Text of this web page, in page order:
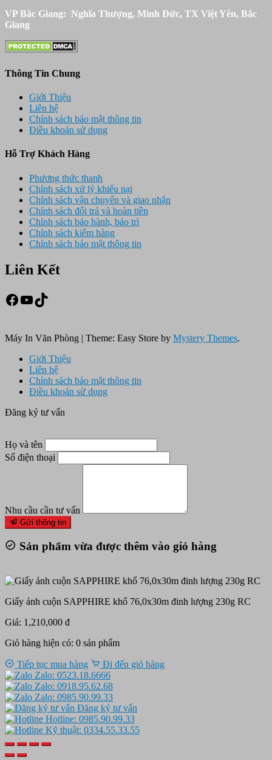
VP Bắc Giang: Nghĩa Thượng, Minh Đức, TX Việt Yên, Bắc
Giang
Thông Tin Chung
Giới Thiệu
Liên hệ
Chính sách bảo mật thông tin
Điều khoản sử dụng
Hỗ Trợ Khách Hàng
Phương thức thanh
Chính sách xử lý khiếu nại
Chính sách vận chuyển và giao nhận
Chính sách đổi trả và hoàn tiền
Chính sách bảo hành, bảo trì
Chính sách kiểm hàng
Chính sách bảo mật thông tin
Liên Kết
Facebook
Youtube
TikTok
Máy In Văn Phòng | Theme: Easy Store by Mystery Themes.
Giới Thiệu
Liên hệ
Chính sách bảo mật thông tin
Điều khoản sử dụng
Đăng ký tư vấn
Họ và tên
Số điện thoại
Nhu cầu cần tư vấn
Gửi thông tin
Sản phẩm vừa được thêm vào giỏ hàng
Giấy ảnh cuộn SAPPHIRE khổ 76,0x30m đinh lượng 230g RC
Giá: 1,210,000 đ
Giỏ hàng hiện có: 0 sản phẩm
Tiếp tục mua hàng
Đi đến giỏ hàng
Zalo: 0523.18.6666
Zalo: 0918.95.62.68
Zalo: 0985.90.99.33
Đăng ký tư vấn
Hotline: 0985.90.99.33
Kỹ thuật: 0334.55.33.55